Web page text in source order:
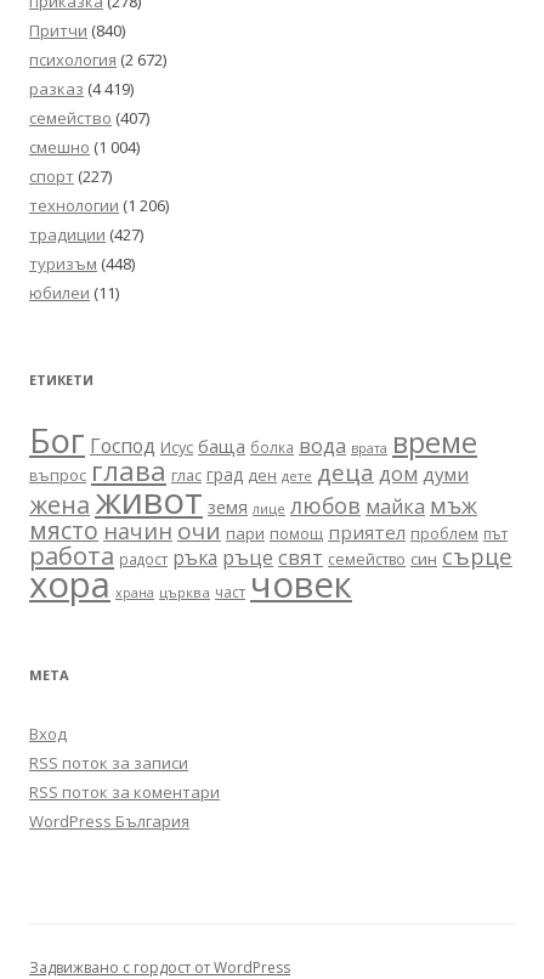
Притчи (840)
психология (2 672)
разказ (4 419)
семейство (407)
смешно (1 004)
спорт (227)
технологии (1 206)
традиции (427)
туризъм (448)
юбилеи (11)
ЕТИКЕТИ
Бог Господ Исус баща болка вода врата време
въпрос глава глас град ден дете деца дом думи
женаживот земя лице любов майка мъж
място начин очи пари помощ приятел проблем път
работа радост ръка ръце свят семейство син сърце
хора храна църква част човек
МЕТА
Вход
RSS поток за записи
RSS поток за коментари
WordPress България
Задвижвано с гордост от WordPress